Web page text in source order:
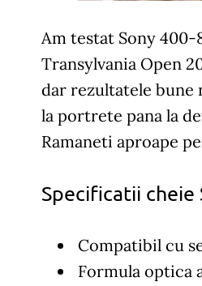
Am testat Sony
Transylvania Open
dar rezultatele bune
la portrete pana la
Ramaneti aproape
Specificatii cheie
Compatibil cu
Formula optica